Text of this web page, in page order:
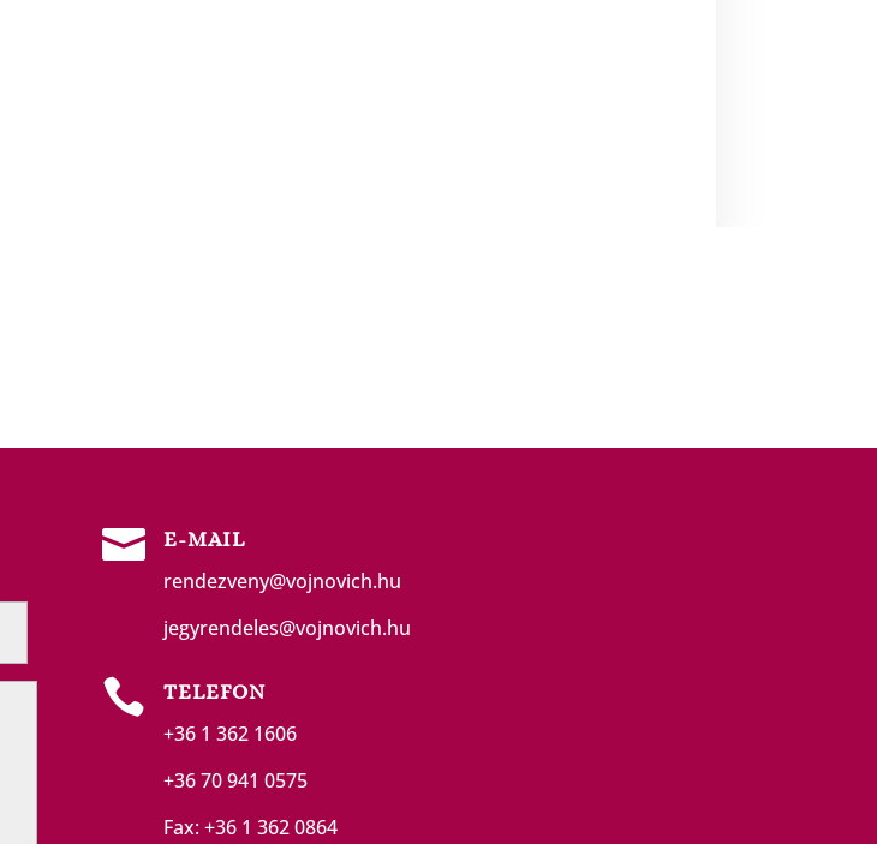
 E-MAIL
rendezveny@vojnovich.hu
jegyrendeles@vojnovich.hu
 TELEFON
+36 1 362 1606
+36 70 941 0575
Fax: +36 1 362 0864